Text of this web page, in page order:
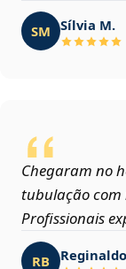
SM Sílvia M.
Chegaram no
tubulação com
Profissionais
RB